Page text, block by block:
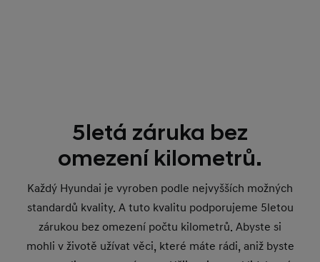
5letá záruka bez
omezení kilometrů.
Každý Hyundai je vyroben podle nejvyšších možných
standardů kvality. A tuto kvalitu podporujeme 5letou
zárukou bez omezení počtu kilometrů. Abyste si
mohli v životě užívat věci, které máte rádi, aniž byste